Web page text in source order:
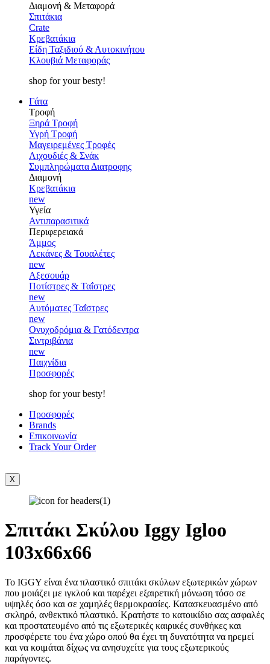
Διαμονή & Μεταφορά
Σπιτάκια
Crate
Κρεβατάκια
Είδη Ταξιδιού & Αυτοκινήτου
Κλουβιά Μεταφοράς
shop for your besty!
Γάτα
Τροφή
Ξηρά Τροφή
Υγρή Τροφή
Μαγειρεμένες Τροφές
Λιχουδιές & Σνάκ
Συμπληρώματα Διατροφης
Διαμονή
Κρεβατάκια
new
Υγεία
Αντιπαρασιτικά
Περιφερειακά
Άμμος
Λεκάνες & Τουαλέτες
new
Αξεσουάρ
Ποτίστρες & Ταΐστρες
new
Αυτόματες Ταΐστρες
new
Ονυχοδρόμια & Γατόδεντρα
Σιντριβάνια
new
Παιχνίδια
Προσφορές
shop for your besty!
Προσφορές
Brands
Επικοινωνία
Track Your Order
X
Σπιτάκι Σκύλου Iggy Igloo
103x66x66
Το IGGY είναι ένα πλαστικό σπιτάκι σκύλων εξωτερικών χώρων
που μοιάζει με ιγκλού και παρέχει εξαιρετική μόνωση τόσο σε
υψηλές όσο και σε χαμηλές θερμοκρασίες. Κατασκευασμένο από
σκληρό, ανθεκτικό πλαστικό. Κρατήστε το κατοικίδιο σας ασφαλές
και προστατευμένο από τις εξωτερικές καιρικές συνθήκες και
προσφέρετε του ένα χώρο οπού θα έχει τη δυνατότητα να ηρεμεί
και να κοιμάται δίχως να ανησυχείτε για τους εξωτερικούς
παράγοντες.